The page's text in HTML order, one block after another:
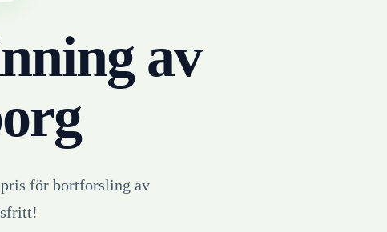
av
för bortforsling av